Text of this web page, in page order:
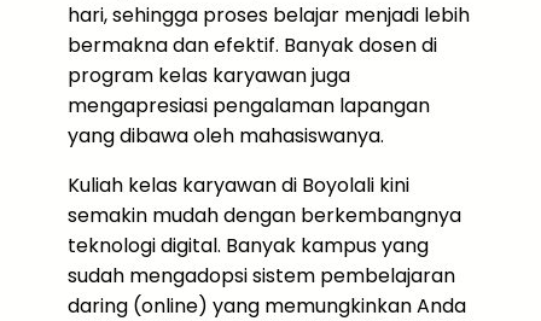
hari, sehingga proses belajar menjadi lebih
bermakna dan efektif. Banyak dosen di
program kelas karyawan juga
mengapresiasi pengalaman lapangan
yang dibawa oleh mahasiswanya.
Kuliah kelas karyawan di Boyolali kini
semakin mudah dengan berkembangnya
teknologi digital. Banyak kampus yang
sudah mengadopsi sistem pembelajaran
daring (online) yang memungkinkan Anda